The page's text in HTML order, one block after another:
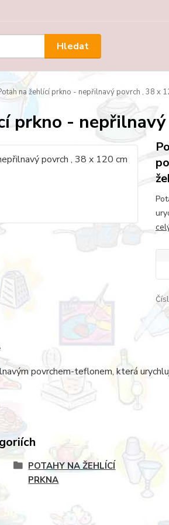
Hledat
na žehlící prkno - nepřilnavý povrch , 38 x
prkno -
povrchem-teflonem, která
POTAHY NA ŽEHLÍCÍ
PRKNA